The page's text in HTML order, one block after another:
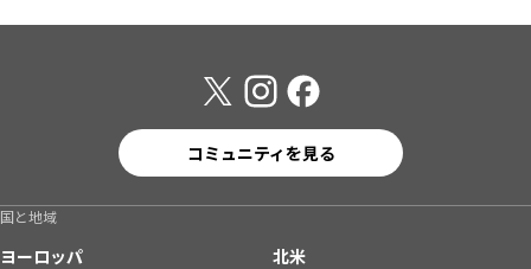
コミュニティを見る
国と地域
ヨーロッパ
北米